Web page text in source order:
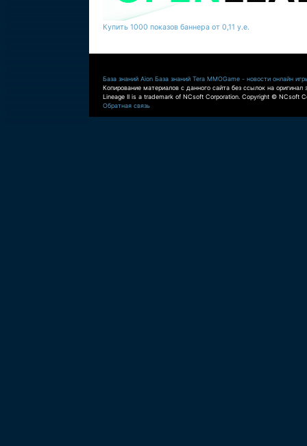
Купить 1000 показов баннера от 0,11 у.е.
База знаний Aion База знаний Tera MMOGame - новости онлайн
Копирование материалов с данного сайта без ссылок на оригинал
Lineage II is a trademark of NCsoft Corporation. Copyright © NCsoft
Обратная связь